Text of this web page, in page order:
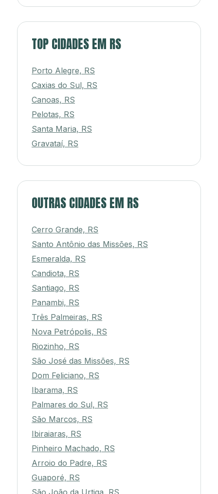
TOP CIDADES EM RS
Porto Alegre, RS
Caxias do Sul, RS
Canoas, RS
Pelotas, RS
Santa Maria, RS
Gravataí, RS
OUTRAS CIDADES EM RS
Cerro Grande, RS
Santo Antônio das Missões, RS
Esmeralda, RS
Candiota, RS
Santiago, RS
Panambi, RS
Três Palmeiras, RS
Nova Petrópolis, RS
Riozinho, RS
São José das Missões, RS
Dom Feliciano, RS
Ibarama, RS
Palmares do Sul, RS
São Marcos, RS
Ibiraiaras, RS
Pinheiro Machado, RS
Arroio do Padre, RS
Guaporé, RS